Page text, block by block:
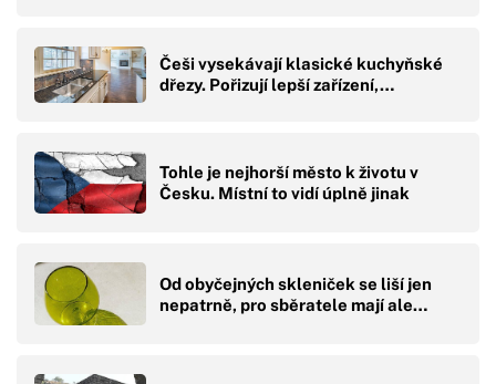
Češi vysekávají klasické kuchyňské
dřezy. Pořizují lepší zařízení,…
Tohle je nejhorší město k životu v
Česku. Místní to vidí úplně jinak
Od obyčejných skleniček se liší jen
nepatrně, pro sběratele mají ale…